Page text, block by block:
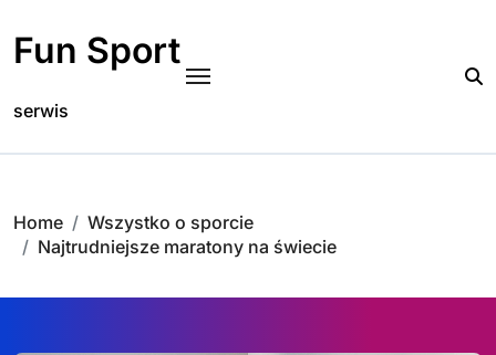
content
Fun Sport
serwis
Home
Wszystko o sporcie
Najtrudniejsze maratony na świecie